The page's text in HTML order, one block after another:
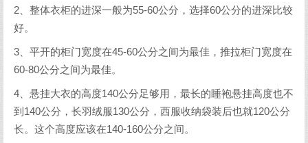
2、整体衣柜的进深一般为55-60公分，选择60公分的进深比较
好。
3、平开的柜门宽度在45-60公分之间为最佳，推拉柜门宽度在
60-80公分之间为最佳。
4、悬挂大衣的高度140公分足够用，最长的睡袍悬挂高度也不
到140公分，长羽绒服130公分，西服收纳袋装后也就120公分
长。这个高度应该在140-160公分之间。